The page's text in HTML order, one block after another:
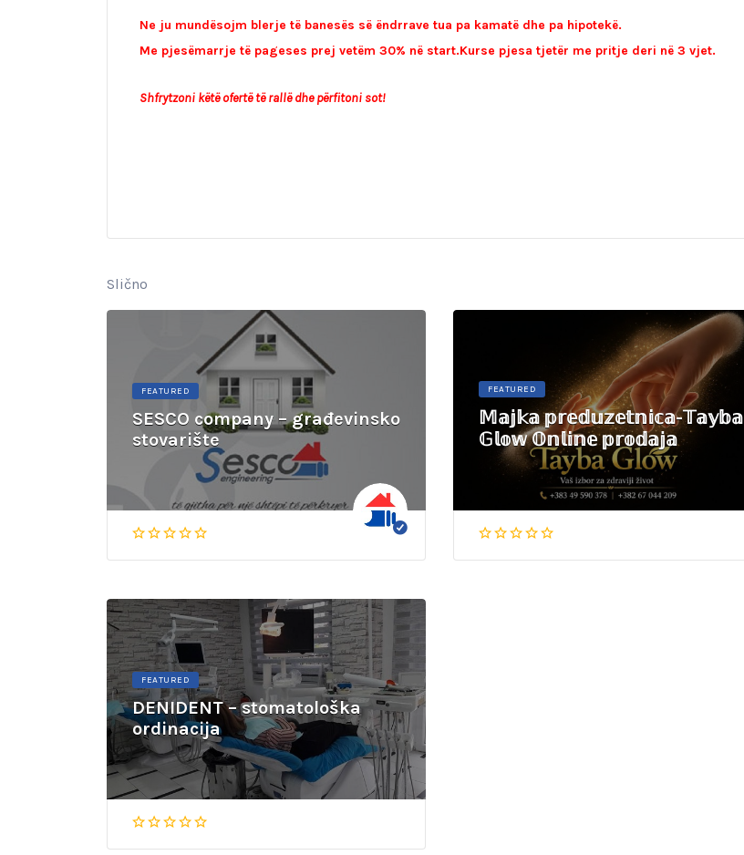
Ne ju mundësojm blerje të banesës së ëndrrave tua pa kamatë dhe pa hipotekë.
Me pjesëmarrje të pageses prej vetëm 30% në start.Kurse pjesa tjetër me pritje deri në 3 vjet.
Shfrytzoni këtë ofertë të rallë dhe përfitoni sot!
Slično
FEATURED
SESCO company – građevinsko
stovarište
FEATURED
𝕄𝕒𝕛𝕜𝕒 𝕡𝕣𝕖𝕕𝕦𝕫𝕖𝕥𝕟𝕚𝕔𝕒-𝕋𝕒𝕪𝕓𝕒
𝔾𝕝𝕠𝕨 𝕆𝕟𝕝𝕚𝕟𝕖 𝕡𝕣𝕠𝕕𝕒𝕛𝕒
FEATURED
DENIDENT – stomatološka
ordinacija